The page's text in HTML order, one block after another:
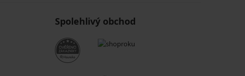
Spolehlivý obchod